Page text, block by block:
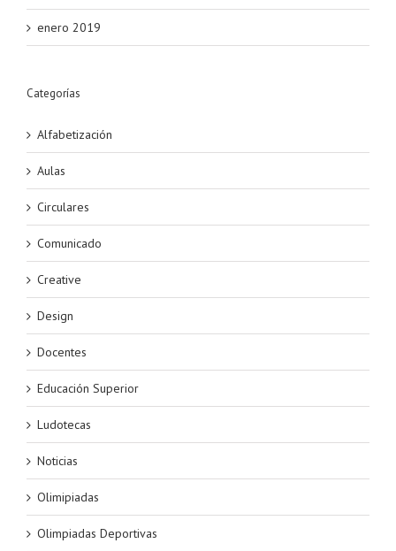
enero 2019
Categorías
Alfabetización
Aulas
Circulares
Comunicado
Creative
Design
Docentes
Educación Superior
Ludotecas
Noticias
Olimipiadas
Olimpiadas Deportivas